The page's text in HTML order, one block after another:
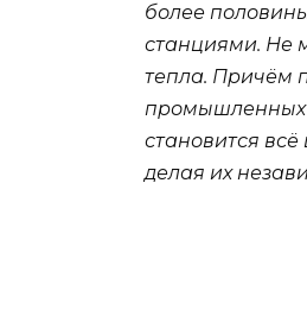
более
станциями. Не
тепла. Причём
промышленных
становится
делая их